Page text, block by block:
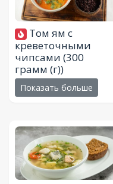
Том ям с
креветочными
чипсами (300
грамм (г))
Показать больше